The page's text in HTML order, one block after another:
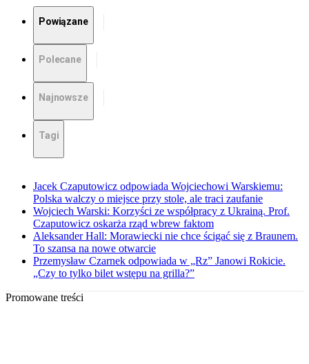
Powiązane
Polecane
Najnowsze
Tagi
Jacek Czaputowicz odpowiada Wojciechowi Warskiemu:
Polska walczy o miejsce przy stole, ale traci zaufanie
Wojciech Warski: Korzyści ze współpracy z Ukrainą. Prof.
Czaputowicz oskarża rząd wbrew faktom
Aleksander Hall: Morawiecki nie chce ścigać się z Braunem.
To szansa na nowe otwarcie
Przemysław Czarnek odpowiada w „Rz” Janowi Rokicie.
„Czy to tylko bilet wstępu na grilla?”
Promowane treści